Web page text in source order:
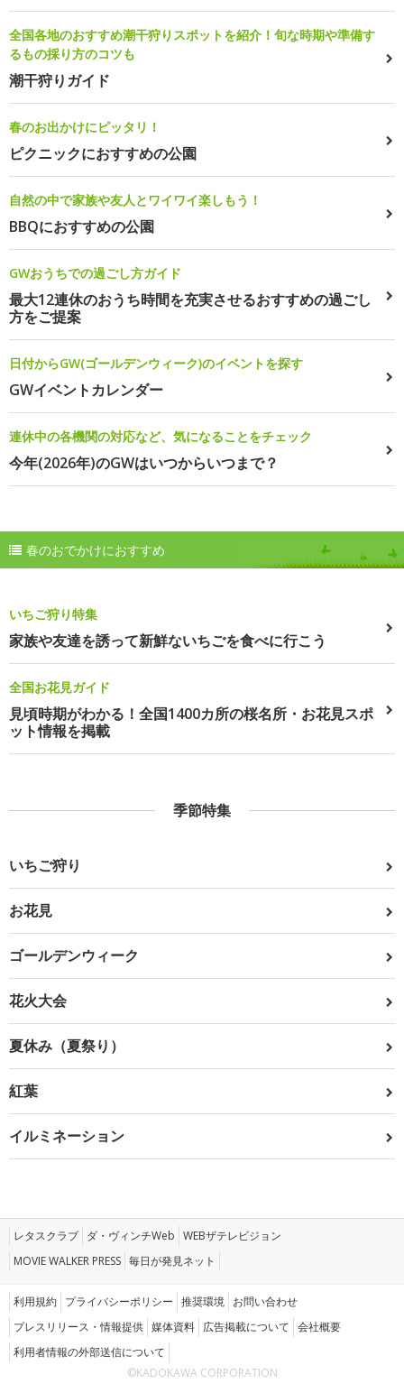
全国各地のおすすめ潮干狩りスポットを紹介！旬な時期や準備す
るもの採り方のコツも
潮干狩りガイド
春のお出かけにピッタリ！
ピクニックにおすすめの公園
自然の中で家族や友人とワイワイ楽しもう！
BBQにおすすめの公園
GWおうちでの過ごし方ガイド
最大12連休のおうち時間を充実させるおすすめの過ごし
方をご提案
日付からGW(ゴールデンウィーク)のイベントを探す
GWイベントカレンダー
連休中の各機関の対応など、気になることをチェック
今年(2026年)のGWはいつからいつまで？
春のおでかけにおすすめ
いちご狩り特集
家族や友達を誘って新鮮ないちごを食べに行こう
全国お花見ガイド
見頃時期がわかる！全国1400カ所の桜名所・お花見スポ
ット情報を掲載
季節特集
いちご狩り
お花見
ゴールデンウィーク
花火大会
夏休み（夏祭り）
紅葉
イルミネーション
レタスクラブ ダ・ヴィンチWeb WEBザテレビジョン
MOVIE WALKER PRESS 毎日が発見ネット
利用規約 プライバシーポリシー 推奨環境 お問い合わせ
プレスリリース・情報提供 媒体資料 広告掲載について 会社概要
利用者情報の外部送信について
©KADOKAWA CORPORATION